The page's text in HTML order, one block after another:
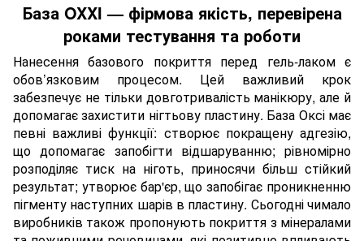
База OXXI — фірмова якість, перевірена
роками тестування та роботи
Нанесення базового покриття перед гель-лаком є
обов’язковим процесом. Цей важливий крок
забезпечує не тільки довготривалість манікюру, але й
допомагає захистити нігтьову пластину. База Оксі має
певні важливі функції: створює покращену адгезію,
що допомагає запобігти відшаруванню; рівномірно
розподіляє тиск на ніготь, приносячи більш стійкий
результат; утворює бар'єр, що запобігає проникненню
пігменту наступних шарів в пластину. Сьогодні чимало
виробників також пропонують покриття з мінералами